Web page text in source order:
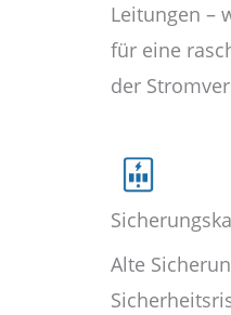
Leitungen –
für eine
der
Alte